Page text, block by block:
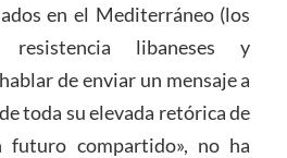
en el Mediterráneo (los
resistencia libaneses y
de enviar un mensaje a
toda su elevada retórica de
futuro compartido», no ha